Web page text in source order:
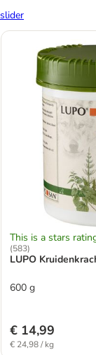
slider
This is a stars
(583)
LUPO
600 g
€ 14,99
€ 24,98 / kg